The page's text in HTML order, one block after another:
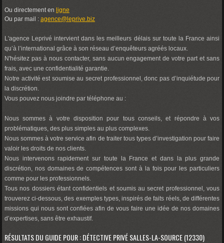
Ou directement en ligne
Ou par mail : agence@leprive.biz
L'agence Leprivé intervient dans les meilleurs délais sur toute la France ainsi
qu’à l’international grâce à son réseau d’enquêteurs agréés locaux.
N'hésitez pas à nous contacter, sans aucun engagement de votre part et sans
frais, avec une confidentialité garantie.
Notre activité est soumise au secret professionnel, donc pas d’inquiétude pour
la discrétion.
Vous pouvez nous joindre par téléphone au :
Nous sommes à votre disposition pour tous conseils, et répondre à vos
problématiques, des plus simples au plus complexes.
Nous sommes à votre service afin de traiter tous types d’investigation pour faire
valoir les droits de nos clients.
Nous intervenons rapidement sur toute la France et dans la plus grande
discrétion, nos domaines de compétences sont à la fois pour les particuliers
comme pour les professionnels.
Tous nos dossiers étant confidentiels et soumis au secret professionnel, vous
trouverez ci-dessous, des exemples types, inspirés de faits réels, de différentes
missions qui nous sont confiées afin de vous faire une idée de nos domaines
d’expertises, sans être exhaustif.
RÉSULTATS DU GUIDE POUR : DÉTECTIVE PRIVÉ SALLES-LA-SOURCE (12330)